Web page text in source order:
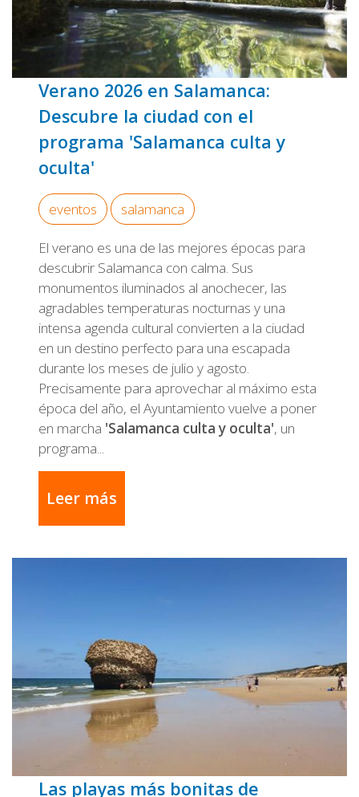
Verano 2026 en Salamanca:
Descubre la ciudad con el
programa 'Salamanca culta y
oculta'
eventos salamanca
El verano es una de las mejores épocas para
descubrir Salamanca con calma. Sus
monumentos iluminados al anochecer, las
agradables temperaturas nocturnas y una
intensa agenda cultural convierten a la ciudad
en un destino perfecto para una escapada
durante los meses de julio y agosto.
Precisamente para aprovechar al máximo esta
época del año, el Ayuntamiento vuelve a poner
en marcha 'Salamanca culta y oculta', un
programa...
Leer más
Las playas más bonitas de